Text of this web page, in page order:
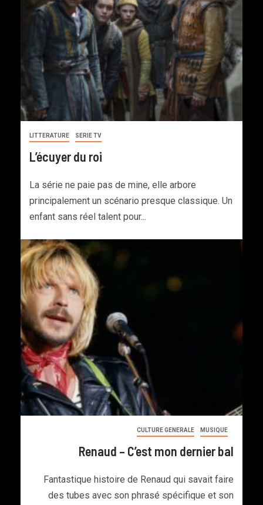
LITTERATURE SERIE TV
L’écuyer du roi
La série ne paie pas de mine, elle arbore
principalement un scénario presque classique. Un
enfant sans réel talent pour...
CULTURE GENERALE MUSIQUE
Renaud – C’est mon dernier bal
Fantastique histoire de Renaud qui savait faire
des tubes avec son phrasé spécifique et son